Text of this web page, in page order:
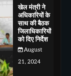
खेल मंत्री ने
अधिकारियों के
साथ की बैठक
जिलाधिकारियों
को दिए निर्देश
August
21, 2024